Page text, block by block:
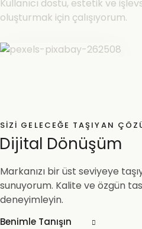
Kullanıcı dostu, estetik ve
oluşturmak için çalışıyorum.
SIZI GELECEĞE TAŞIYAN
Dijital Dönüşüm
Markanızı bir üst seviyeye
sunuyorum. Kalite ve özgün
deneyimleyin.
Benimle Tanışın